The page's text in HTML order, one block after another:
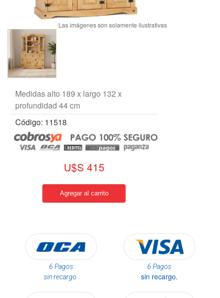
Medidas alto 189 x largo 132 x
profundidad 44 cm
Código: 11518
U$S 415
6 Pagos
sin recargo.
6 Pagos
sin recargo.